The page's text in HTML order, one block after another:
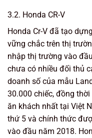
3.2. Honda CR-V
Honda Cr-V đã tạo
vững chắc trên thị
nhập thị trường vào
chưa có nhiều đối thủ
doanh số của mẫu
30.000 chiếc, đồng
ăn khách nhất tại Việt
thứ 5 và chính thức
vào đầu năm 2018.